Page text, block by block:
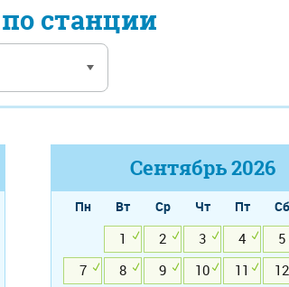
станции
Сентябрь2026
Пн Вт Ср Чт Пт Сб
1
2 3 4 5
7
8 9 10 11 12